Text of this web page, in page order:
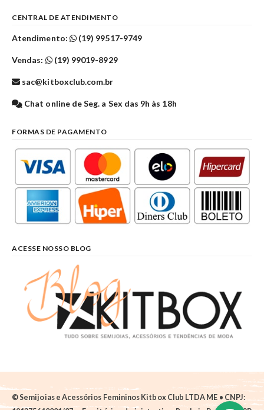
CENTRAL DE ATENDIMENTO
Atendimento: (19) 99517-9749
Vendas: (19) 99019-8929
sac@kitboxclub.com.br
Chat online de Seg. a Sex das 9h às 18h
FORMAS DE PAGAMENTO
ACESSE NOSSO BLOG
© Semijoias e Acessórios Femininos Kitbox Club LTDA ME • CNPJ: